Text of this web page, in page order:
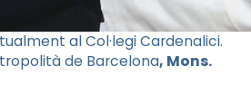
al Col·legi Cardenalici.
de Barcelona, Mons.